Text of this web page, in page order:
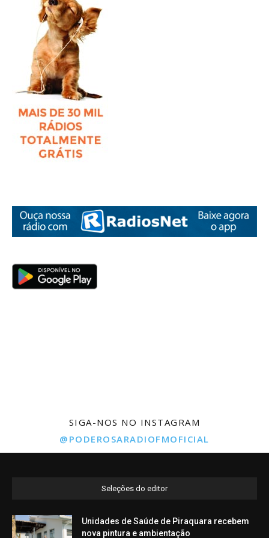
SIGA-NOS NO INSTAGRAM
@PODEROSARADIOFMOFICIAL
Seleções do editor
Unidades de Saúde de Piraquara recebem
nova pintura e ambientação